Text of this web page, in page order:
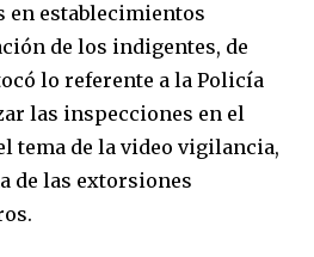
en establecimientos
de los indigentes, de
lo referente a la Policía
las inspecciones en el
tema de la video vigilancia,
de las extorsiones